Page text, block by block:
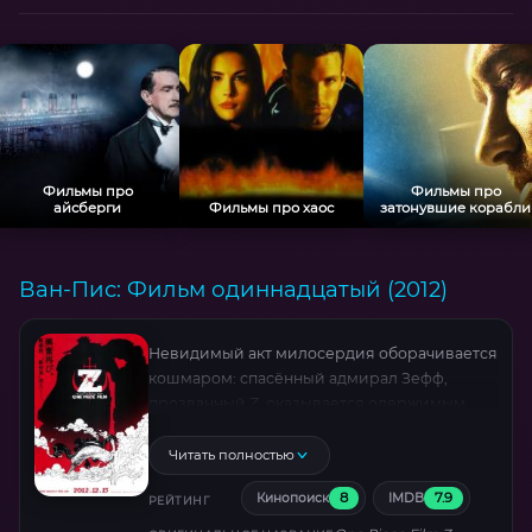
Фильмы про
айсберги
Фильмы про хаос
Фильмы про
затонувшие корабли
Ван-Пис: Фильм одиннадцатый (2012)
Невидимый акт милосердия оборачивается
кошмаром: спасённый адмирал Зефф,
рукой-разрушителем и Дина-камнями, он
объявляет войну всему пиратскому миру.
Команда Луффи попадает под удар первая
— таинственные союзники Z лишают часть
Читать полностью
РЕЙТИНГ Кинопоиск 8 IMDB 7.9